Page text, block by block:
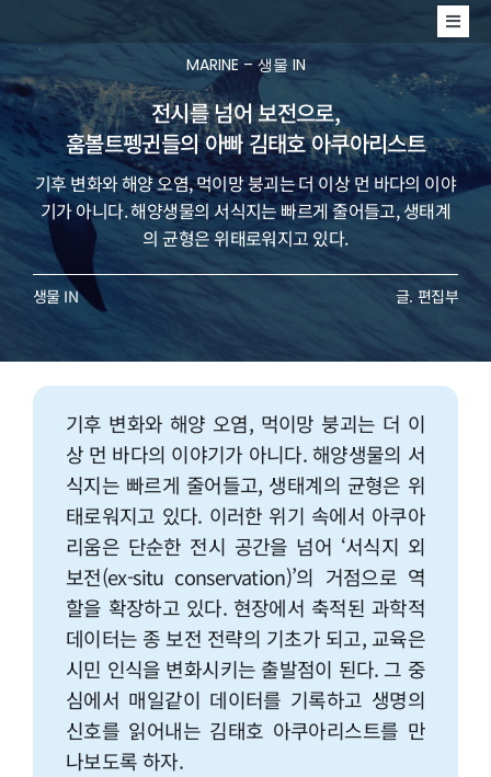
텐
츠
로
MARINE
MABIK
EVENT
MARINE – 생물 IN
전시를 넘어 보전으로,
훔볼트펭귄들의 아빠 김태호 아쿠아리스트
기후 변화와 해양 오염, 먹이망 붕괴는 더 이상 먼 바다의 이야
기가 아니다. 해양생물의 서식지는 빠르게 줄어들고, 생태계
의 균형은 위태로워지고 있다.
생물 IN 글. 편집부
기후 변화와 해양 오염, 먹이망 붕괴는 더 이
상 먼 바다의 이야기가 아니다. 해양생물의 서
식지는 빠르게 줄어들고, 생태계의 균형은 위
태로워지고 있다. 이러한 위기 속에서 아쿠아
리움은 단순한 전시 공간을 넘어 ‘서식지 외
보전(ex-situ conservation)’의 거점으로 역
할을 확장하고 있다. 현장에서 축적된 과학적
데이터는 종 보전 전략의 기초가 되고, 교육은
시민 인식을 변화시키는 출발점이 된다. 그 중
심에서 매일같이 데이터를 기록하고 생명의
신호를 읽어내는 김태호 아쿠아리스트를 만
나보도록 하자.